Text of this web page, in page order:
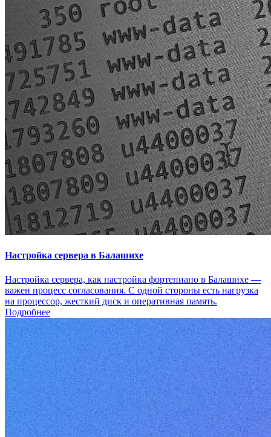
Настройка сервера в Балашихе
Настройка сервера, как настройка фортепиано в Балашихе —
важен процесс согласования. С одной стороны есть нагрузка
на процессор, жесткий диск и оперативная память.
Подробнее